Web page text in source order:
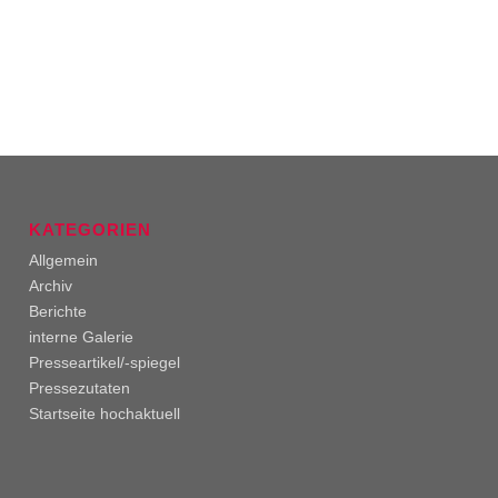
KATEGORIEN
Allgemein
Archiv
Berichte
interne Galerie
Presseartikel/-spiegel
Pressezutaten
Startseite hochaktuell